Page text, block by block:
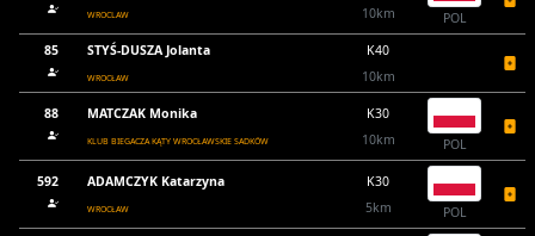
WROCLAW
10km
POL
85
STYŚ-DUSZA Jolanta
WROCŁAW
K40
10km
88 MATCZAK Monika
KLUB BIEGACZA KĄTY WROCŁAWSKIE SADKÓW
K30
10km
POL
592 ADAMCZYK Katarzyna
WROCŁAW
K30
5km
POL